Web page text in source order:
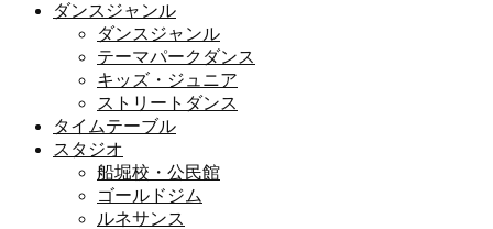
ダンスジャンル
ダンスジャンル
テーマパークダンス
キッズ・ジュニア
ストリートダンス
タイムテーブル
スタジオ
船堀校・公民館
ゴールドジム
ルネサンス